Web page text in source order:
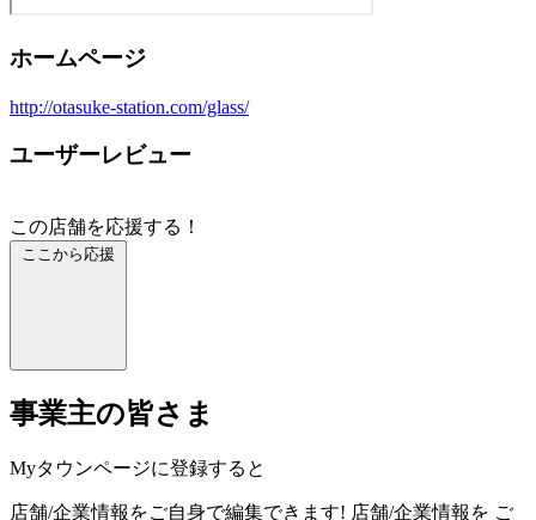
ホームページ
http://otasuke-station.com/glass/
ユーザーレビュー
この店舗を応援する！
ここから応援
事業主の皆さま
Myタウンページに登録すると
店舗/企業情報をご自身で編集できます! 店舗/企業情報を ご